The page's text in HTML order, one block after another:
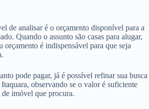
de analisar é o orçamento disponível para a
Quando o assunto são casas para alugar,
orçamento é indispensável para que seja
pode pagar, já é possível refinar sua busca
observando se o valor é suficiente
de imóvel que procura.